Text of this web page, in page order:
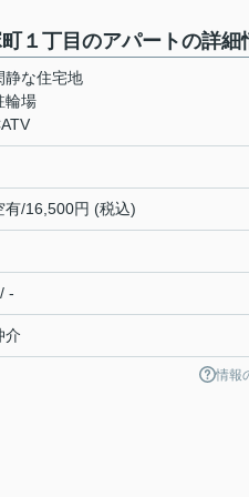
１丁目のアパートの詳細
静な住宅地
輪場
有/16,500円 (税込)
-
介
情報